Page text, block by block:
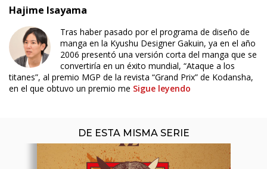
Hajime Isayama
Tras haber pasado por el programa de diseño de
manga en la Kyushu Designer Gakuin, ya en el año
2006 presentó una versión corta del manga que se
convertiría en un éxito mundial, “Ataque a los
titanes”, al premio MGP de la revista “Grand Prix” de Kodansha,
en el que obtuvo un premio me Sigue leyendo
DE ESTA MISMA SERIE
ÚLTIMO NÚMERO PUBLICADO